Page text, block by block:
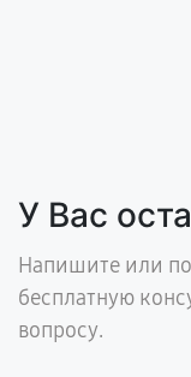
У Вас
Напишите или
бесплатную
вопросу.